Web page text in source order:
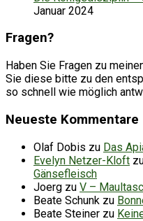
Januar 2024
Fragen?
Haben Sie Fragen zu
Sie diese bitte zu den
so schnell wie möglich
Neueste Kommentare
Olaf Dobis zu Das
Evelyn Netzer-Kloft
Gänsefleisch
Joerg zu V –
Beate Schunk zu
Beate Steiner zu